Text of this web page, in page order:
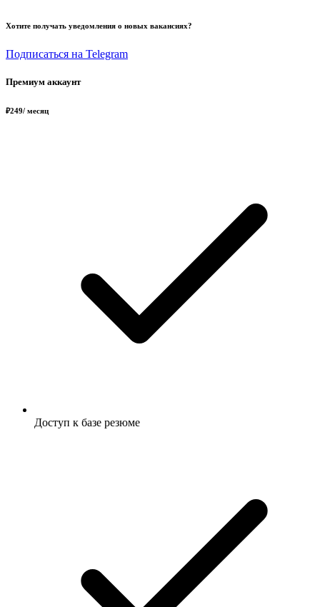
Хотите получать уведомления о новых вакансиях?
Подписаться на Telegram
Премиум аккаунт
₽249/ месяц
Доступ к базе резюме